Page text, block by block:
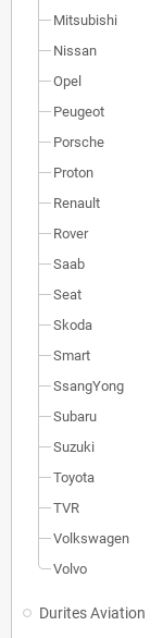
Mitsubishi
Nissan
Opel
Peugeot
Porsche
Proton
Renault
Rover
Saab
Seat
Skoda
Smart
SsangYong
Subaru
Suzuki
Toyota
TVR
Volkswagen
Volvo
Durites Aviation